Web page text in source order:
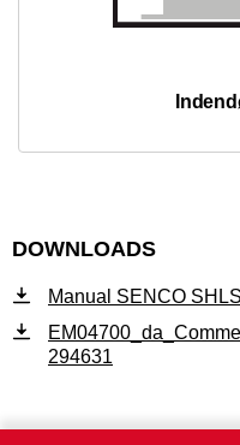
DOWNLOADS
Manual SENCO
294631